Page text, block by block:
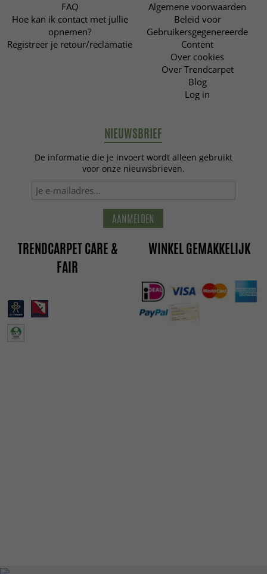
FAQ
Hoe kan ik contact met jullie
opnemen?
Registreer je retour/reclamatie
Algemene voorwaarden
Beleid voor
Gebruikersgegenereerde
Content
Over cookies
Over Trendcarpet
Blog
Log in
NIEUWSBRIEF
De informatie die je invoert wordt alleen gebruikt
voor onze nieuwsbrieven.
AANMELDEN
TRENDCARPET CARE &
FAIR
WINKEL GEMAKKELIJK